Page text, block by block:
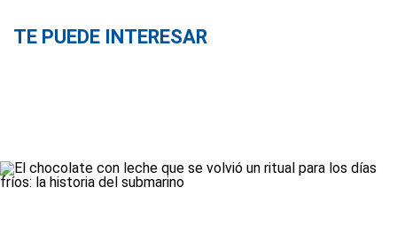
TE PUEDE INTERESAR